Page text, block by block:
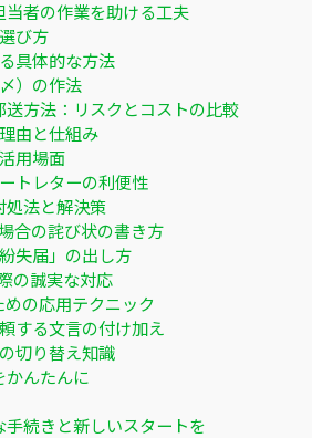
者の作業を助ける工夫
び方
具体的な方法
）の作法
方法：リスクとコストの比較
由と仕組み
用場面
トレターの利便性
処法と解決策
合の詫び状の書き方
失届」の出し方
の誠実な対応
の応用テクニック
する文言の付け加え
切り替え知識
かんたんに
続きと新しいスタートを